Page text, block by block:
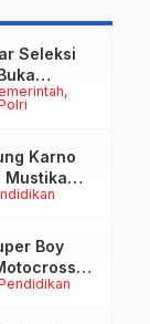
Seleksi
Karno
Mustika
Boy